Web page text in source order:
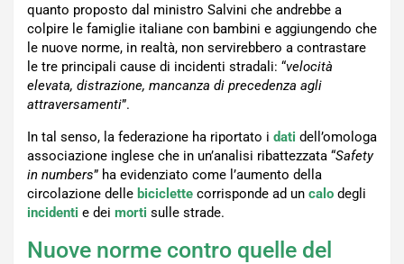
quanto proposto dal ministro Salvini che andrebbe a
colpire le famiglie italiane con bambini e aggiungendo che
le nuove norme, in realtà, non servirebbero a contrastare
le tre principali cause di incidenti stradali: “velocità
elevata, distrazione, mancanza di precedenza agli
attraversamenti”.
In tal senso, la federazione ha riportato i dati dell’omologa
associazione inglese che in un’analisi ribattezzata “Safety
in numbers” ha evidenziato come l’aumento della
circolazione delle biciclette corrisponde ad un calo degli
incidenti e dei morti sulle strade.
Nuove norme contro quelle del